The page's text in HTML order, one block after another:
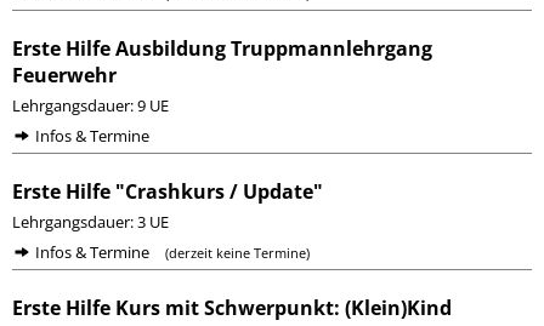
Erste Hilfe Ausbildung Truppmannlehrgang
Feuerwehr
Lehrgangsdauer: 9 UE
Infos & Termine
Erste Hilfe "Crashkurs / Update"
Lehrgangsdauer: 3 UE
Infos & Termine
(derzeit keine Termine)
Erste Hilfe Kurs mit Schwerpunkt: (Klein)Kind